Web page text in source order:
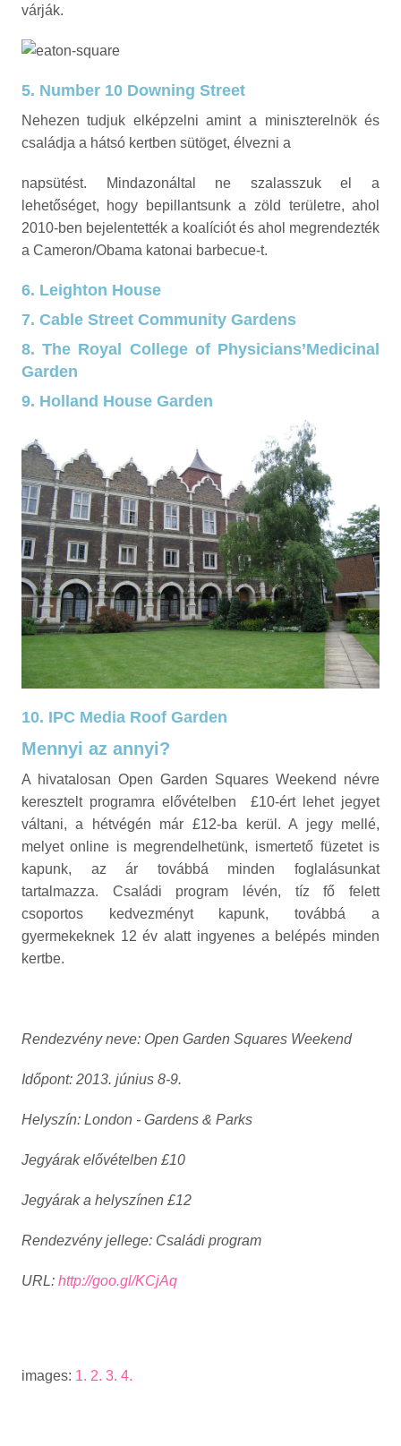
várják.
5. Number 10 Downing Street
Nehezen tudjuk elképzelni amint a miniszterelnök és
családja a hátsó kertben sütöget, élvezni a
napsütést. Mindazonáltal ne szalasszuk el a
lehetőséget, hogy bepillantsunk a zöld területre, ahol
2010-ben bejelentették a koalíciót és ahol megrendezték
a Cameron/Obama katonai barbecue-t.
6. Leighton House
7. Cable Street Community Gardens
8. The Royal College of Physicians’Medicinal
Garden
9. Holland House Garden
10. IPC Media Roof Garden
Mennyi az annyi?
A hivatalosan Open Garden Squares Weekend névre
keresztelt programra elővételben £10-ért lehet jegyet
váltani, a hétvégén már £12-ba kerül. A jegy mellé,
melyet online is megrendelhetünk, ismertető füzetet is
kapunk, az ár továbbá minden foglalásunkat
tartalmazza. Családi program lévén, tíz fő felett
csoportos kedvezményt kapunk, továbbá a
gyermekeknek 12 év alatt ingyenes a belépés minden
kertbe.
Rendezvény neve: Open Garden Squares Weekend
Időpont: 2013. június 8-9.
Helyszín: London - Gardens & Parks
Jegyárak elővételben £10
Jegyárak a helyszínen £12
Rendezvény jellege: Családi program
URL: http://goo.gl/KCjAq
images: 1. 2. 3. 4.